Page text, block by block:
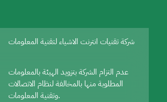
شركة تقنيات انترنت الاشياء لتقنية المعلومات
عدم التزام الشركة بتزويد الهيئة بالمعلومات
المطلوبة منها بالمخالفة لنظام الاتصالات
وتقنية المعلومات.